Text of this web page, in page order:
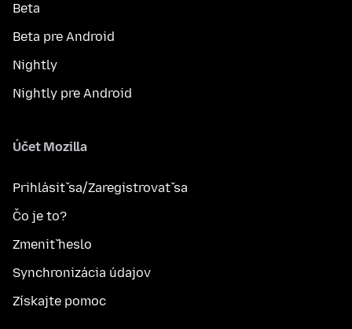
Beta
Beta pre Android
Nightly
Nightly pre Android
Účet Mozilla
Prihlásiť sa/Zaregistrovať sa
Čo je to?
Zmeniť heslo
Synchronizácia údajov
Získajte pomoc